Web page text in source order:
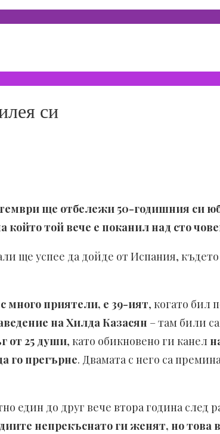
си
ще отбележи 50-годишния си
той вече е поканил над сто
ще успее да дойде от Испания,
много приятели, е 39-ият, когато бил
на Хилда Казасян – там били
от 25 души, като обикновено ги канел
го прегърне. Двамата с него са
един до друг вече втора година след
непрекъснато ги женят, но това